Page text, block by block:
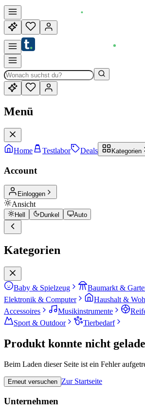
Menü
Home Testlabor Deals Kategorien
Account
Einloggen
Ansicht
Hell Dunkel Auto
Kategorien
Baby & Spielzeug Baumarkt &
Elektronik & Computer
Haushalt &
Accessoires
Musikinstrumente
Sport & Outdoor
Tierbedarf
Produkt konnte nicht
Beim Laden dieser Seite ist ein Fehler
Erneut versuchen Zur Startseite
Unternehmen